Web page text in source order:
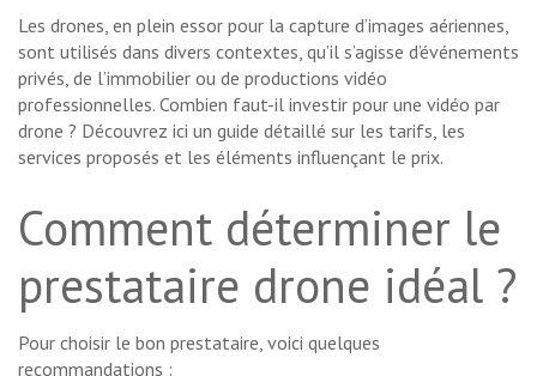
Les drones, en plein essor pour la capture d’images aériennes,
sont utilisés dans divers contextes, qu’il s’agisse d’événements
privés, de l’immobilier ou de productions vidéo
professionnelles. Combien faut-il investir pour une vidéo par
drone ? Découvrez ici un guide détaillé sur les tarifs, les
services proposés et les éléments influençant le prix.
Comment déterminer le
prestataire drone idéal ?
Pour choisir le bon prestataire, voici quelques
recommandations :